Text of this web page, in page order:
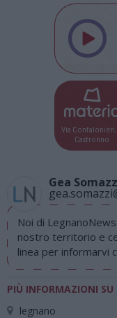
Via
Castronno
Gea
Noi di
nostro territorio e
linea per informarvi
PIÙ INFORMAZIONI SU
legnano